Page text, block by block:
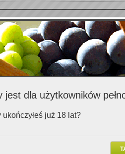
(489)
dla użytkowników
ukończyłeś już 18 lat?